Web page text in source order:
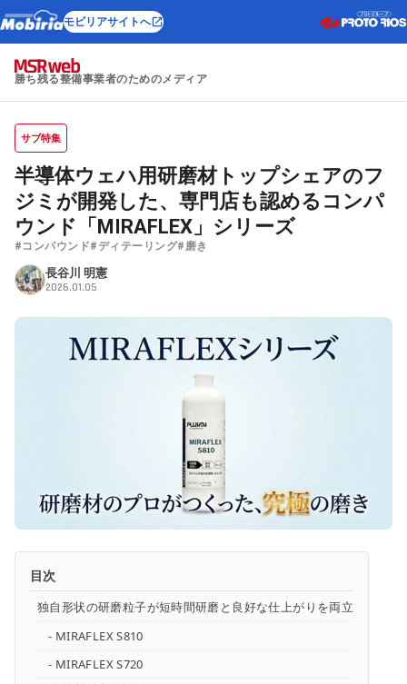
モビリアサイトへ
勝ち残る整備事業者のためのメディア
サブ特集
半導体ウェハ用研磨材トップシェアのフ
ジミが開発した、専門店も認めるコンパ
ウンド「MIRAFLEX」シリーズ
#コンパウンド#ディテーリング#磨き
長谷川 明憲
2026.01.05
目次
独自形状の研磨粒子が短時間研磨と良好な仕上がりを両立
MIRAFLEX S810
MIRAFLEX S720